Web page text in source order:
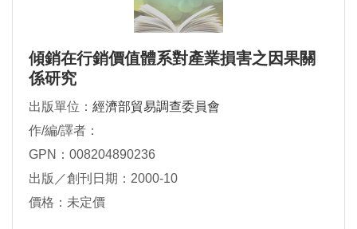
傾銷在行銷價值體系對產業損害之因果關
係研究
出版單位： 經濟部貿易調查委員會
作/編/譯者：
GPN：008204890236
出版／創刊日期：2000-10
價格：未定價